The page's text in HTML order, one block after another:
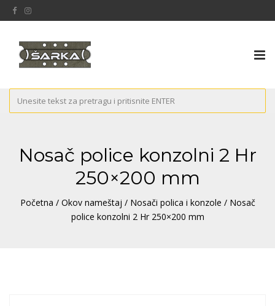
Nosač police konzolni 2 Hr
250×200 mm
Početna / Okov nameštaj / Nosači polica i konzole / Nosač
police konzolni 2 Hr 250×200 mm